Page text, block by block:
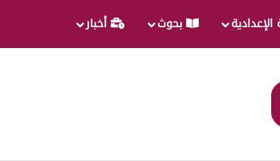
الإعدادية بحوث أخبار